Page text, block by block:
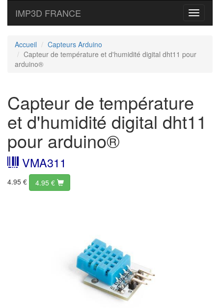
Toggle
IMP3D FRANCE
Accueil
Capteurs Arduino
Capteur de température et d'humidité digital dht11 pour
arduino®
Capteur de température
et d'humidité digital dht11
pour arduino®
VMA311
4.95 € 4.95 €